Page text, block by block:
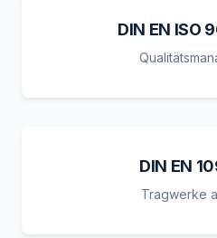
DIN EN ISO
DIN EN
Tragwerke